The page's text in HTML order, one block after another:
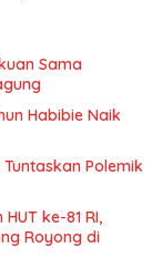
Sama
Habibie Naik
Polemik
ke-81 RI,
Royong di